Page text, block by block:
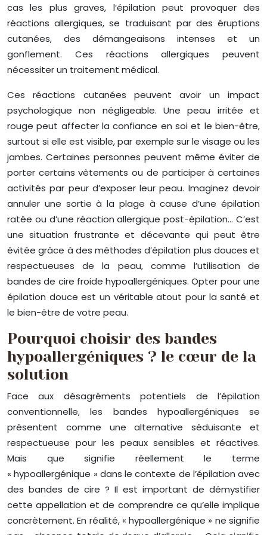
cas les plus graves, l’épilation peut provoquer des
réactions allergiques, se traduisant par des éruptions
cutanées, des démangeaisons intenses et un
gonflement. Ces réactions allergiques peuvent
nécessiter un traitement médical.
Ces réactions cutanées peuvent avoir un impact
psychologique non négligeable. Une peau irritée et
rouge peut affecter la confiance en soi et le bien-être,
surtout si elle est visible, par exemple sur le visage ou les
jambes. Certaines personnes peuvent même éviter de
porter certains vêtements ou de participer à certaines
activités par peur d’exposer leur peau. Imaginez devoir
annuler une sortie à la plage à cause d’une épilation
ratée ou d’une réaction allergique post-épilation… C’est
une situation frustrante et décevante qui peut être
évitée grâce à des méthodes d’épilation plus douces et
respectueuses de la peau, comme l’utilisation de
bandes de cire froide hypoallergéniques. Opter pour une
épilation douce est un véritable atout pour la santé et
le bien-être de votre peau.
Pourquoi choisir des bandes
hypoallergéniques ? le cœur de la
solution
Face aux désagréments potentiels de l’épilation
conventionnelle, les bandes hypoallergéniques se
présentent comme une alternative séduisante et
respectueuse pour les peaux sensibles et réactives.
Mais que signifie réellement le terme
« hypoallergénique » dans le contexte de l’épilation avec
des bandes de cire ? Il est important de démystifier
cette appellation et de comprendre ce qu’elle implique
concrètement. En réalité, « hypoallergénique » ne signifie